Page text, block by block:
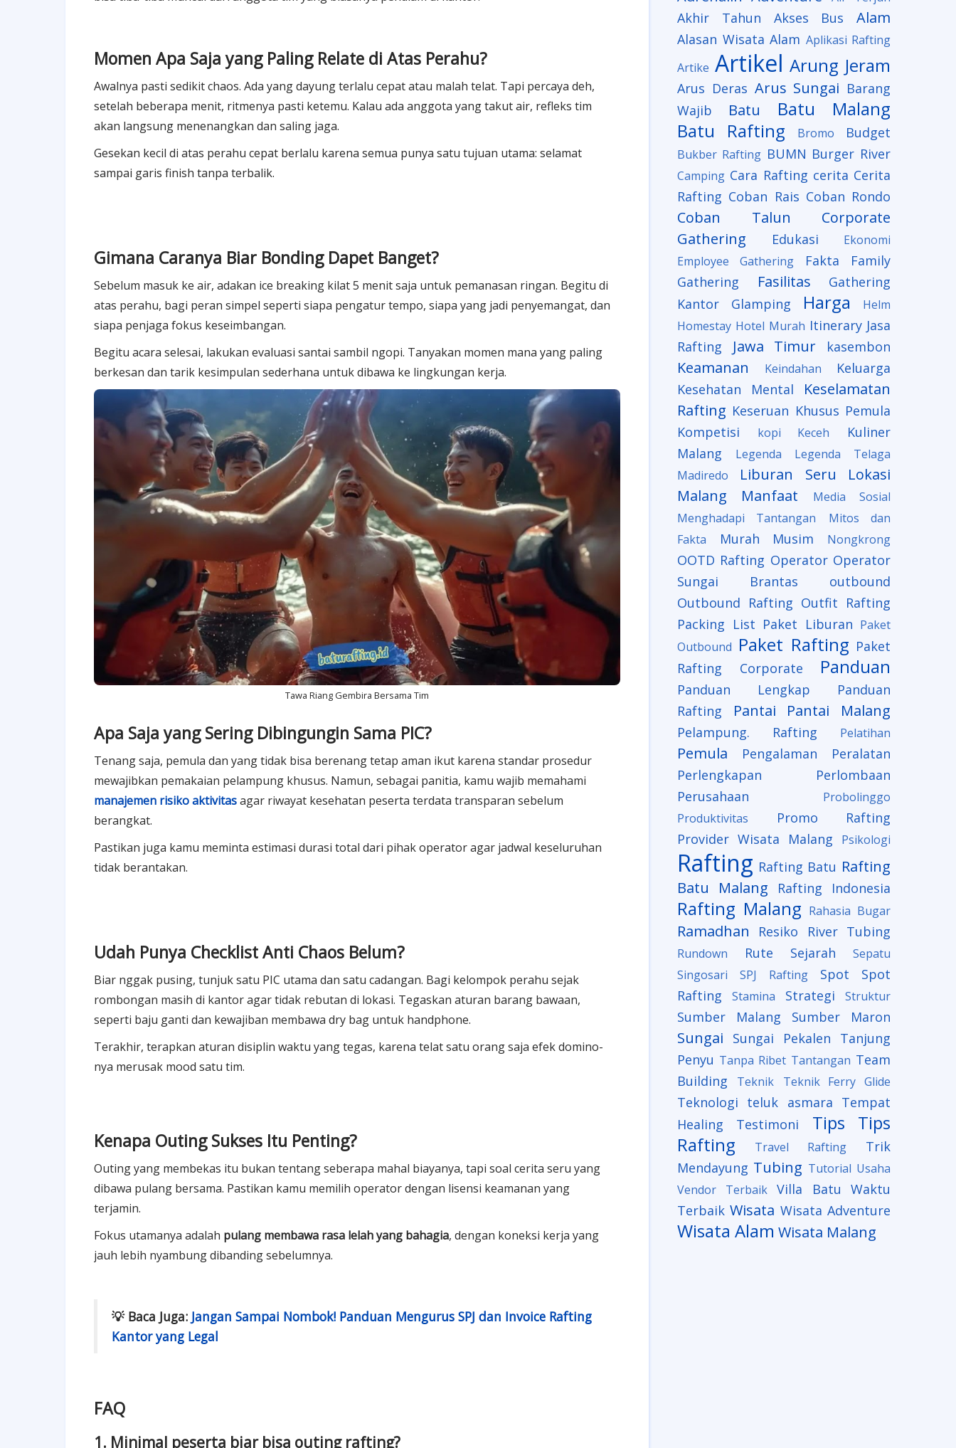
Momen Apa Saja yang Paling Relate di Atas Perahu?
Awalnya pasti sedikit chaos. Ada yang dayung terlalu cepat atau malah telat. Tapi percaya deh,
setelah beberapa menit, ritmenya pasti ketemu. Kalau ada anggota yang takut air, refleks tim
akan langsung menenangkan dan saling jaga.
Gesekan kecil di atas perahu cepat berlalu karena semua punya satu tujuan utama: selamat
sampai garis finish tanpa terbalik.
Gimana Caranya Biar Bonding Dapet Banget?
Sebelum masuk ke air, adakan ice breaking kilat 5 menit saja untuk pemanasan ringan. Begitu di
atas perahu, bagi peran simpel seperti siapa pengatur tempo, siapa yang jadi penyemangat, dan
siapa penjaga fokus keseimbangan.
Begitu acara selesai, lakukan evaluasi santai sambil ngopi. Tanyakan momen mana yang paling
berkesan dan tarik kesimpulan sederhana untuk dibawa ke lingkungan kerja.
Tawa Riang Gembira Bersama Tim
Apa Saja yang Sering Dibingungin Sama PIC?
Tenang saja, pemula dan yang tidak bisa berenang tetap aman ikut karena standar prosedur
mewajibkan pemakaian pelampung khusus. Namun, sebagai panitia, kamu wajib memahami
manajemen risiko aktivitasagar riwayat kesehatan peserta terdata transparan sebelum
berangkat.
Pastikan juga kamu meminta estimasi durasi total dari pihak operator agar jadwal keseluruhan
tidak berantakan.
Udah Punya Checklist Anti Chaos Belum?
Biar nggak pusing, tunjuk satu PIC utama dan satu cadangan. Bagi kelompok perahu sejak
rombongan masih di kantor agar tidak rebutan di lokasi. Tegaskan aturan barang bawaan,
seperti baju ganti dan kewajiban membawa dry bag untuk handphone.
Terakhir, terapkan aturan disiplin waktu yang tegas, karena telat satu orang saja efek domino-
nya merusak mood satu tim.
Kenapa Outing Sukses Itu Penting?
Outing yang membekas itu bukan tentang seberapa mahal biayanya, tapi soal cerita seru yang
dibawa pulang bersama. Pastikan kamu memilih operator dengan lisensi keamanan yang
terjamin.
Fokus utamanya adalah pulang membawa rasa lelah yang bahagia, dengan koneksi kerja yang
jauh lebih nyambung dibanding sebelumnya.
💡 Baca Juga: Jangan Sampai Nombok! Panduan Mengurus SPJ dan Invoice Rafting
Kantor yang Legal
FAQ
1. Minimal peserta biar bisa outing rafting?
Akhir Tahun Akses Bus Alam
Alasan Wisata Alam Aplikasi Rafting
Artike Artikel Arung Jeram
Arus Deras Arus Sungai Barang
Wajib
Batu
Batu Malang
Batu Rafting
Bromo Budget
Bukber Rafting BUMN Burger River
Camping Cara Rafting cerita Cerita
Rafting Coban Rais Coban Rondo
Coban Talun
Corporate
Gathering
Edukasi
Ekonomi
Employee Gathering
Fakta
Family
Gathering
Fasilitas
Gathering
Kantor
Glamping Harga
Helm
Homestay Hotel Murah Itinerary Jasa
Rafting
Jawa Timur kasembon
Keamanan Keindahan
Keluarga
Kesehatan Mental
Keselamatan
Rafting Keseruan Khusus Pemula
Kompetisi
kopi Keceh
Kuliner
Malang
Legenda
Legenda Telaga
Madiredo
Liburan Seru
Lokasi
Malang
Manfaat
Media Sosial
Menghadapi Tantangan
Mitos dan
Fakta
Murah Musim Nongkrong
OOTD Rafting Operator Operator
Sungai Brantas
outbound
Outbound Rafting Outfit Rafting
Packing List Paket Liburan Paket
Outbound Paket Rafting Paket
Rafting Corporate
Panduan
Panduan Lengkap
Panduan
Rafting
Pantai Pantai Malang
Pelampung. Rafting Pelatihan
Pemula Pengalaman
Peralatan
Perlengkapan
Perlombaan
Perusahaan
Probolinggo
Produktivitas
Promo Rafting
Provider Wisata Malang
Psikologi
Rafting Rafting Batu Rafting
Batu Malang
Rafting Indonesia
Rafting Malang Rahasia Bugar
Ramadhan Resiko River Tubing
Rundown Rute Sejarah
Sepatu
Singosari
SPJ Rafting Spot
Spot
Rafting
Stamina Strategi Struktur
Sumber Malang Sumber Maron
Sungai Sungai Pekalen
Tanjung
Penyu Tanpa Ribet Tantangan Team
Building
Teknik Teknik Ferry Glide
Teknologi teluk asmara Tempat
Healing
Testimoni Tips
Tips
Rafting
Travel Rafting
Trik
Mendayung Tubing Tutorial Usaha
Vendor Terbaik
Villa Batu
Waktu
Terbaik Wisata Wisata Adventure
Wisata Alam Wisata Malang